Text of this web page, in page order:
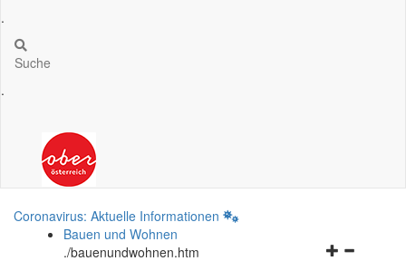
.
Suche
.
Coronavirus: Aktuelle Informationen
Bauen und Wohnen
./bauenundwohnen.htm